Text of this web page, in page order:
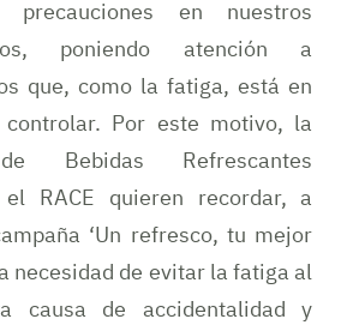
precauciones en nuestros
poniendo atención a
que, como la fatiga, está en
controlar. Por este motivo, la
Bebidas Refrescantes
el RACE quieren recordar, a
‘Un refresco, tu mejor
necesidad de evitar la fatiga al
causa de accidentalidad y